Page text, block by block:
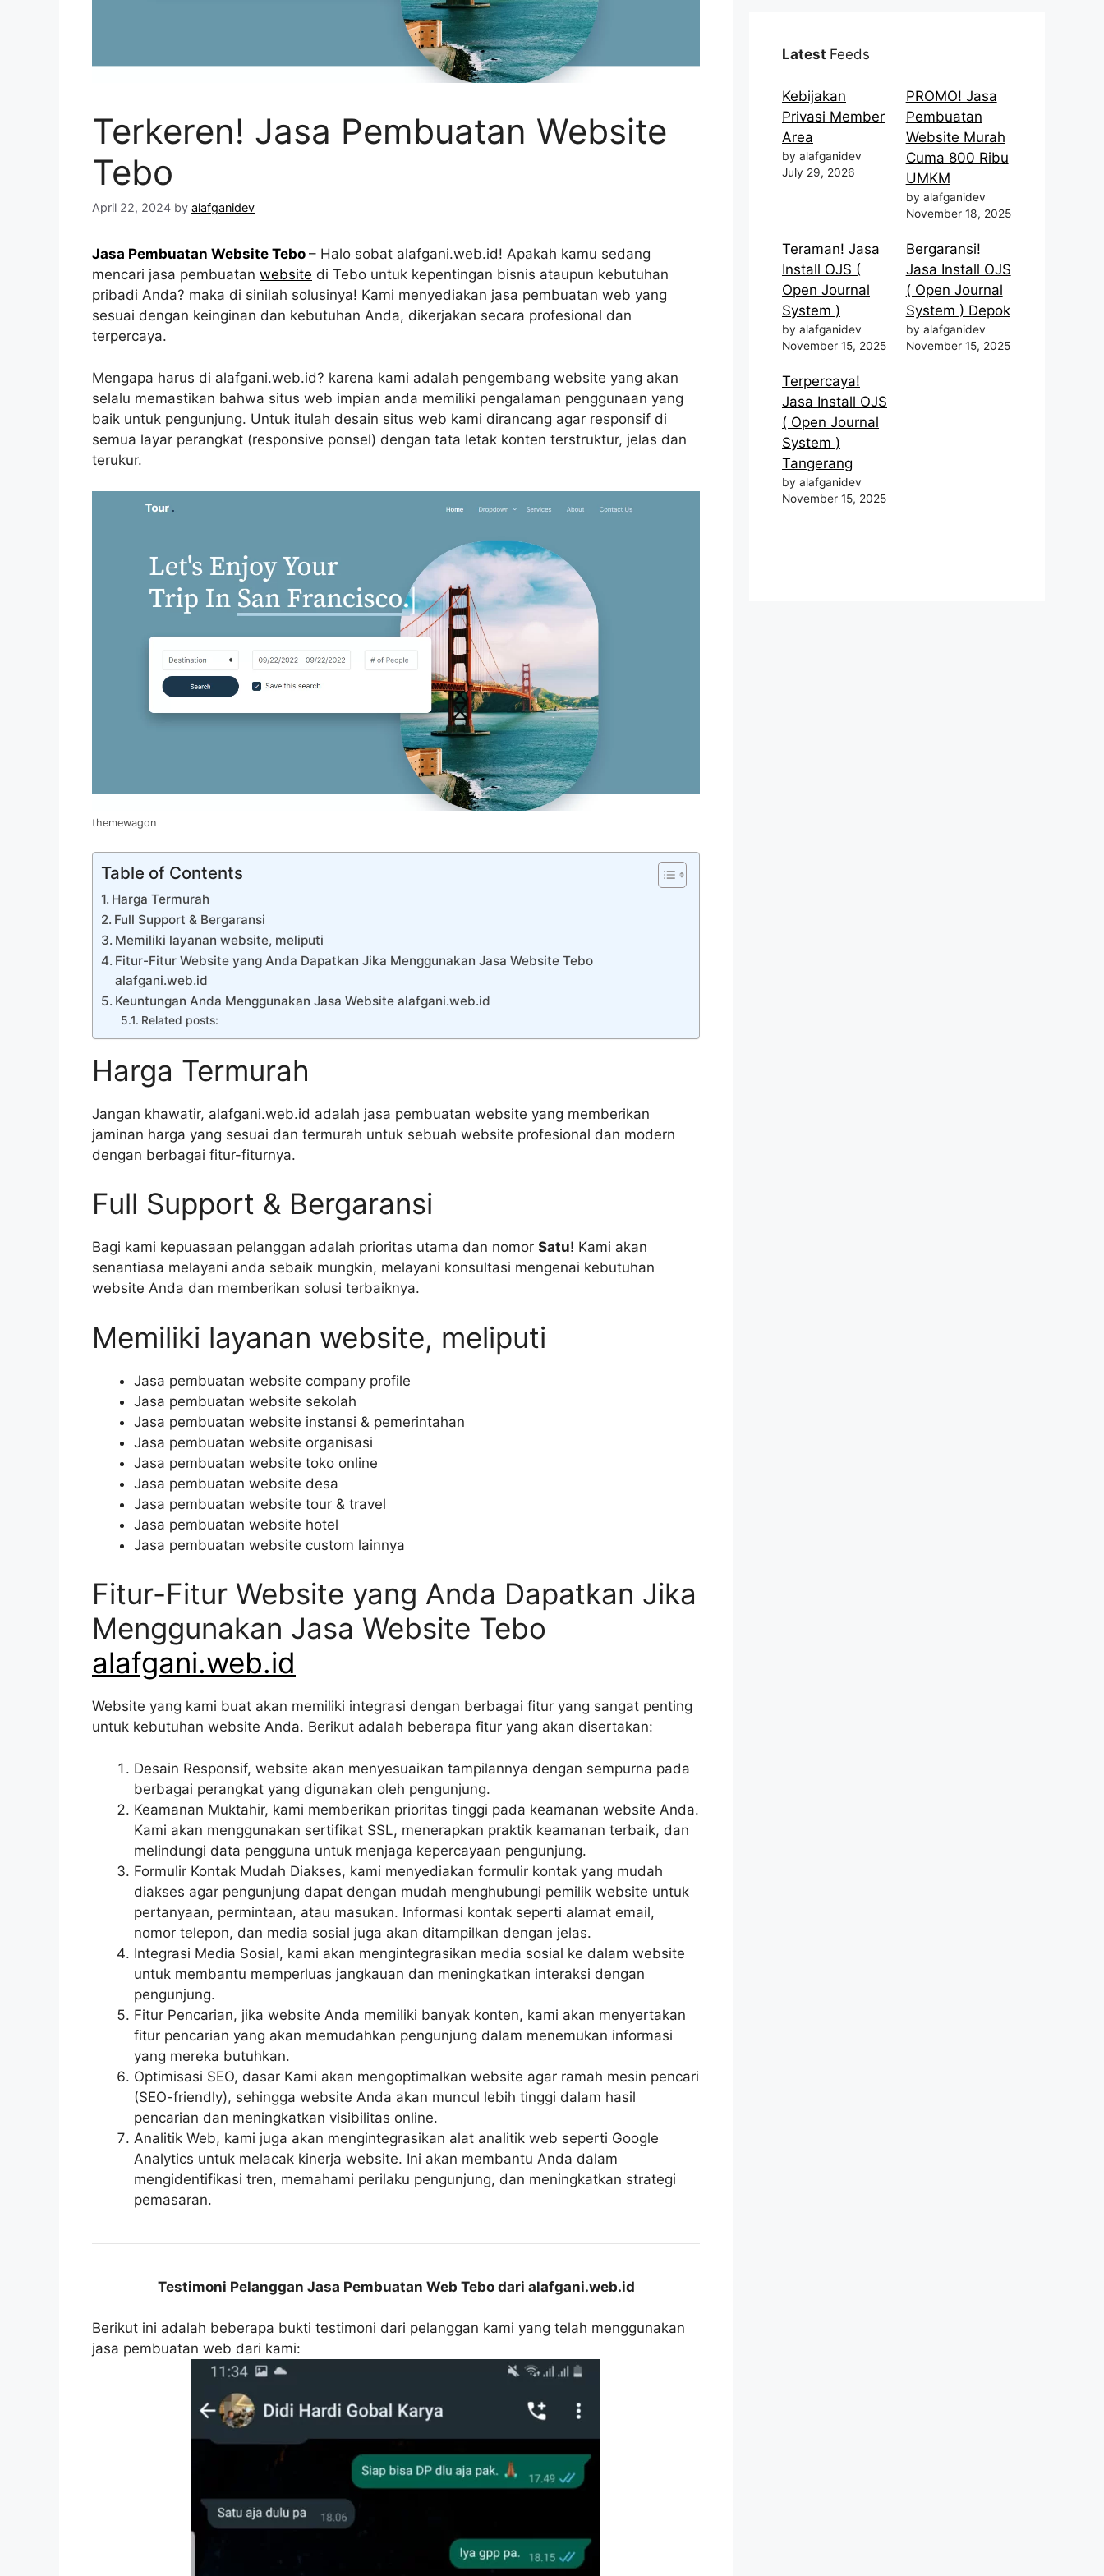
Terkeren! Jasa Pembuatan Website
Tebo
April 22, 2024 by alafganidev
Jasa Pembuatan Website Tebo – Halo sobat alafgani.web.id! Apakah kamu sedang
mencari jasa pembuatan website di Tebo untuk kepentingan bisnis ataupun kebutuhan
pribadi Anda? maka di sinilah solusinya! Kami menyediakan jasa pembuatan web yang
sesuai dengan keinginan dan kebutuhan Anda, dikerjakan secara profesional dan
terpercaya.
Mengapa harus di alafgani.web.id? karena kami adalah pengembang website yang akan
selalu memastikan bahwa situs web impian anda memiliki pengalaman penggunaan yang
baik untuk pengunjung. Untuk itulah desain situs web kami dirancang agar responsif di
semua layar perangkat (responsive ponsel) dengan tata letak konten terstruktur, jelas dan
terukur.
themewagon
Table of Contents
Harga Termurah
Full Support & Bergaransi
Memiliki layanan website, meliputi
Fitur-Fitur Website yang Anda Dapatkan Jika Menggunakan Jasa Website Tebo
alafgani.web.id
Keuntungan Anda Menggunakan Jasa Website alafgani.web.id
Related posts:
Harga Termurah
Jangan khawatir, alafgani.web.id adalah jasa pembuatan website yang memberikan
jaminan harga yang sesuai dan termurah untuk sebuah website profesional dan modern
dengan berbagai fitur-fiturnya.
Full Support & Bergaransi
Bagi kami kepuasaan pelanggan adalah prioritas utama dan nomor Satu! Kami akan
senantiasa melayani anda sebaik mungkin, melayani konsultasi mengenai kebutuhan
website Anda dan memberikan solusi terbaiknya.
Memiliki layanan website, meliputi
Jasa pembuatan website company profile
Jasa pembuatan website sekolah
Jasa pembuatan website instansi & pemerintahan
Jasa pembuatan website organisasi
Jasa pembuatan website toko online
Jasa pembuatan website desa
Jasa pembuatan website tour & travel
Jasa pembuatan website hotel
Jasa pembuatan website custom lainnya
Fitur-Fitur Website yang Anda Dapatkan Jika
Menggunakan Jasa Website Tebo
alafgani.web.id
Website yang kami buat akan memiliki integrasi dengan berbagai fitur yang sangat penting
untuk kebutuhan website Anda. Berikut adalah beberapa fitur yang akan disertakan:
Desain Responsif, website akan menyesuaikan tampilannya dengan sempurna pada
berbagai perangkat yang digunakan oleh pengunjung.
Keamanan Muktahir, kami memberikan prioritas tinggi pada keamanan website Anda.
Kami akan menggunakan sertifikat SSL, menerapkan praktik keamanan terbaik, dan
melindungi data pengguna untuk menjaga kepercayaan pengunjung.
Formulir Kontak Mudah Diakses, kami menyediakan formulir kontak yang mudah
diakses agar pengunjung dapat dengan mudah menghubungi pemilik website untuk
pertanyaan, permintaan, atau masukan. Informasi kontak seperti alamat email,
nomor telepon, dan media sosial juga akan ditampilkan dengan jelas.
Integrasi Media Sosial, kami akan mengintegrasikan media sosial ke dalam website
untuk membantu memperluas jangkauan dan meningkatkan interaksi dengan
pengunjung.
Fitur Pencarian, jika website Anda memiliki banyak konten, kami akan menyertakan
fitur pencarian yang akan memudahkan pengunjung dalam menemukan informasi
yang mereka butuhkan.
Optimisasi SEO, dasar Kami akan mengoptimalkan website agar ramah mesin pencari
(SEO-friendly), sehingga website Anda akan muncul lebih tinggi dalam hasil
pencarian dan meningkatkan visibilitas online.
Analitik Web, kami juga akan mengintegrasikan alat analitik web seperti Google
Analytics untuk melacak kinerja website. Ini akan membantu Anda dalam
mengidentifikasi tren, memahami perilaku pengunjung, dan meningkatkan strategi
pemasaran.
Testimoni Pelanggan Jasa Pembuatan Web Tebo dari alafgani.web.id
Berikut ini adalah beberapa bukti testimoni dari pelanggan kami yang telah menggunakan
jasa pembuatan web dari kami:
Latest Feeds
Kebijakan
Privasi Member
Area
by alafganidev
July 29, 2026
PROMO! Jasa
Pembuatan
Website Murah
Cuma 800 Ribu
UMKM
by alafganidev
November 18, 2025
Teraman! Jasa
Install OJS (
Open Journal
System )
by alafganidev
November 15, 2025
Bergaransi!
Jasa Install OJS
( Open Journal
System ) Depok
by alafganidev
November 15, 2025
Terpercaya!
Jasa Install OJS
( Open Journal
System )
Tangerang
by alafganidev
November 15, 2025